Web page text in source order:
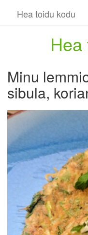
Hea toidu kodu
Minu
sibula,